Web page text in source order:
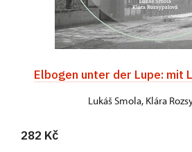
Elbogen unter der Lupe: mit
Lukáš Smola, Klára
282 Kč